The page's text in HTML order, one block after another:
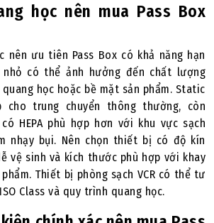
học nên mua Pass Box
nên ưu tiên Pass Box có khả năng hạn
có thể ảnh hưởng đến chất lượng
học hoặc bề mặt sản phẩm. Static
cho trung chuyển thông thường, còn
có HEPA phù hợp hơn với khu vực sạch
nhạy bụi. Nên chọn thiết bị có độ kín
vệ sinh và kích thước phù hợp với khay
Thiết bị phòng sạch VCR có thể tư
Class và quy trình quang học.